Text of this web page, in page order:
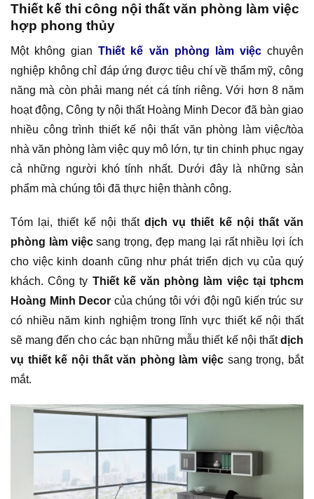
Thiết kế thi công nội thất văn phòng làm việc
hợp phong thủy
Một không gianThiết kế văn phòng làm việcchuyên
nghiệp không chỉ đáp ứng được tiêu chí về thẩm mỹ, công
năng mà còn phải mang nét cá tính riêng. Với hơn 8 năm
hoạt động, Công ty nội thất Hoàng Minh Decor đã bàn giao
nhiều công trình thiết kế nội thất văn phòng làm việc/tòa
nhà văn phòng làm việc quy mô lớn, tự tin chinh phục ngay
cả những người khó tính nhất. Dưới đây là những sản
phẩm mà chúng tôi đã thực hiện thành công.
Tóm lại, thiết kế nội thất dịch vụ thiết kế nội thất văn
phòng làm việcsang trọng, đẹp mang lại rất nhiều lợi ích
cho việc kinh doanh cũng như phát triển dịch vụ của quý
khách. Công ty Thiết kế văn phòng làm việc tại tphcm
Hoàng Minh Decor của chúng tôi với đội ngũ kiến trúc sư
có nhiều năm kinh nghiệm trong lĩnh vực thiết kế nội thất
sẽ mang đến cho các bạn những mẫu thiết kế nội thấtdịch
vụ thiết kế nội thất văn phòng làm việc sang trọng, bắt
mắt.